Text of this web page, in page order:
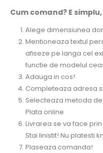
Cum comand? E
Alege dimensiunea
Mentioneaza textul
afiseze pe langa cel
functie de modelul
Adauga in cos!
Completeaza adresa
Selecteaza metoda
Plata online
Livrarea se va face
Stai linistit! Nu platesti
Plaseaza comanda!